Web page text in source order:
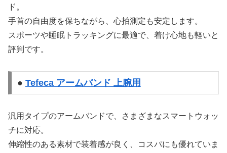
ド。
手首の自由度を保ちながら、心拍測定も安定します。
スポーツや睡眠トラッキングに最適で、着け心地も軽いと
評判です。
● Tefeca アームバンド 上腕用
汎用タイプのアームバンドで、さまざまなスマートウォッ
チに対応。
伸縮性のある素材で装着感が良く、コスパにも優れていま